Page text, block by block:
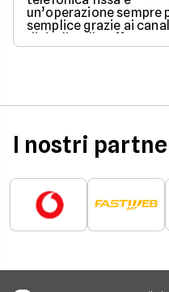
un’operazione sempre
semplice grazie ai
digitali e alle offerte
integrate con internet
I nostri